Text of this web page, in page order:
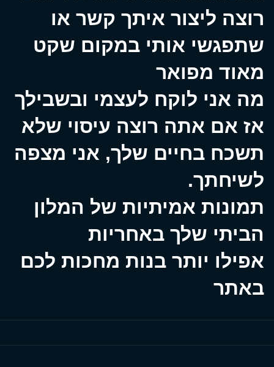
רוצה ליצור איתך קשר או
שתפגשי אותי במקום שקט
מאוד מפואר
מה אני לוקח לעצמי ובשבילך
אז אם אתה רוצה עיסוי שלא
תשכח בחיים שלך, אני מצפה
לשיחתך.
תמונות אמיתיות של המלון
הביתי שלך באחריות
אפילו יותר בנות מחכות לכם
באתר